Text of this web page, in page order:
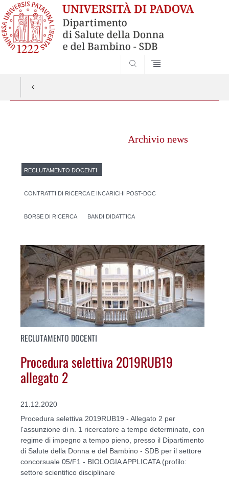
Archivio news
RECLUTAMENTO DOCENTI
CONTRATTI DI RICERCA E INCARICHI POST-DOC
BORSE DI RICERCA BANDI DIDATTICA
RECLUTAMENTO DOCENTI
Procedura selettiva 2019RUB19
allegato 2
21.12.2020
Procedura selettiva 2019RUB19 - Allegato 2 per
l'assunzione di n. 1 ricercatore a tempo determinato, con
regime di impegno a tempo pieno, presso il Dipartimento
di Salute della Donna e del Bambino - SDB per il settore
concorsuale 05/F1 - BIOLOGIA APPLICATA (profilo:
settore scientifico disciplinare